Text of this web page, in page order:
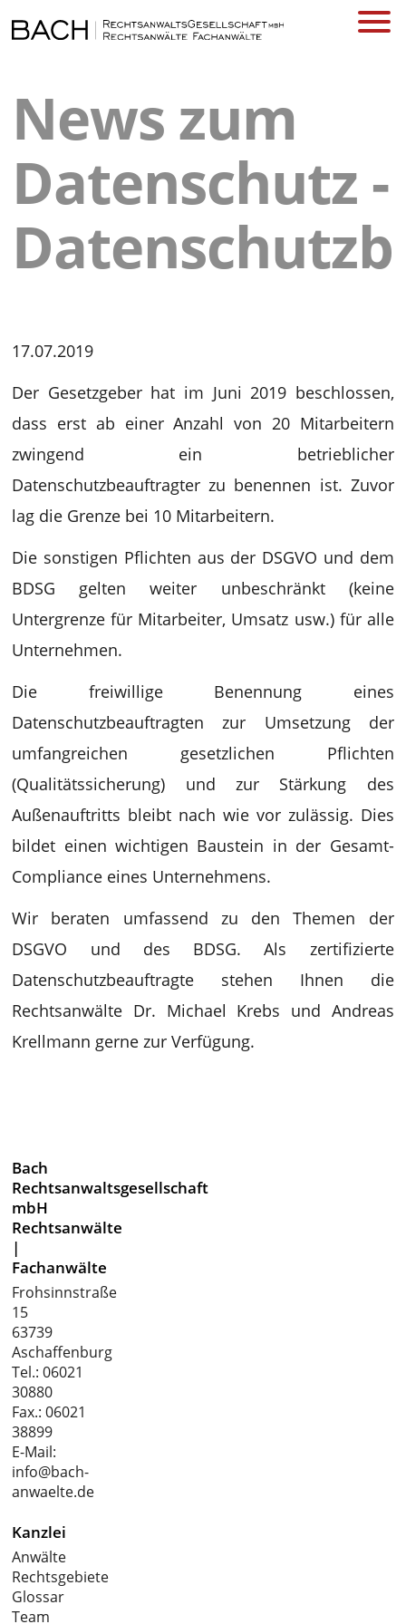
News zum
Datenschutz -
17.07.2019
Der Gesetzgeber hat im Juni 2019 beschlossen,
dass erst ab einer Anzahl von 20 Mitarbeitern
zwingend ein betrieblicher
Datenschutzbeauftragter zu benennen ist. Zuvor
lag die Grenze bei 10 Mitarbeitern.
Die sonstigen Pflichten aus der DSGVO und dem
BDSG gelten weiter unbeschränkt (keine
Untergrenze für Mitarbeiter, Umsatz usw.) für alle
Unternehmen.
Die freiwillige Benennung eines
Datenschutzbeauftragten zur Umsetzung der
umfangreichen gesetzlichen Pflichten
(Qualitätssicherung) und zur Stärkung des
Außenauftritts bleibt nach wie vor zulässig. Dies
bildet einen wichtigen Baustein in der Gesamt-
Compliance eines Unternehmens.
Wir beraten umfassend zu den Themen der
DSGVO und des BDSG. Als zertifizierte
Datenschutzbeauftragte stehen Ihnen die
Rechtsanwälte Dr. Michael Krebs und Andreas
Krellmann gerne zur Verfügung.
Bach
Rechtsanwaltsgesellschaft
mbH
Rechtsanwälte
|
Fachanwälte
Frohsinnstraße
15
63739
Aschaffenburg
Tel.:06021
30880
Fax.: 06021
38899
E-Mail:
info@bach-
anwaelte.de
Kanzlei
Anwälte
Rechtsgebiete
Glossar
Team